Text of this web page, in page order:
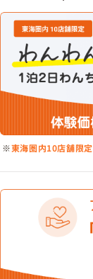
※東海圏内10店舗限定